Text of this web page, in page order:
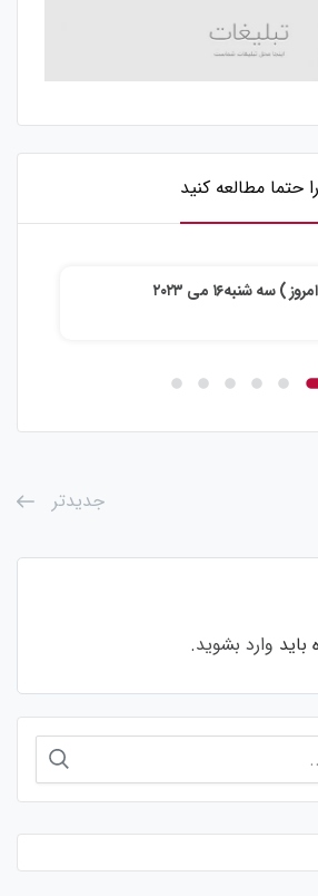
حتما مطالعه کنید
( امروز ) دوشنبه۱۵ می ۲۰۲۳
جدیدتر
باید وارد بشوید.